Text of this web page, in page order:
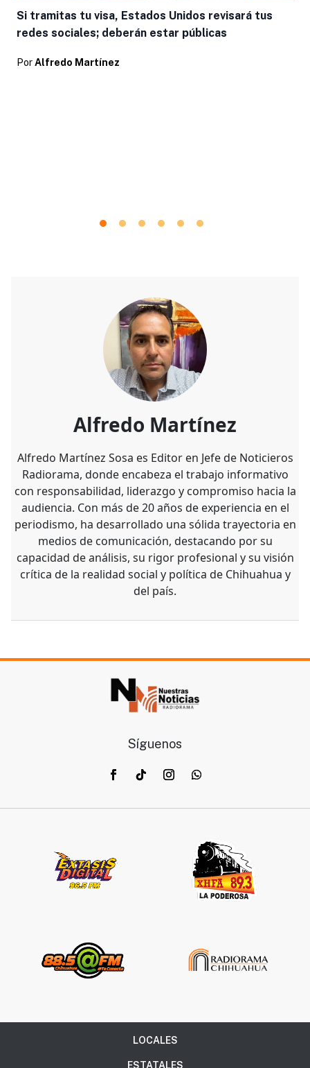
Si tramitas tu visa, Estados Unidos revisará tus
redes sociales; deberán estar públicas
Por Alfredo Martínez
Alfredo Martínez
Alfredo Martínez Sosa es Editor en Jefe de Noticieros
Radiorama, donde encabeza el trabajo informativo
con responsabilidad, liderazgo y compromiso hacia la
audiencia. Con más de 20 años de experiencia en el
periodismo, ha desarrollado una sólida trayectoria en
medios de comunicación, destacando por su
capacidad de análisis, su rigor profesional y su visión
crítica de la realidad social y política de Chihuahua y
del país.
Síguenos
LOCALES
ESTATALES